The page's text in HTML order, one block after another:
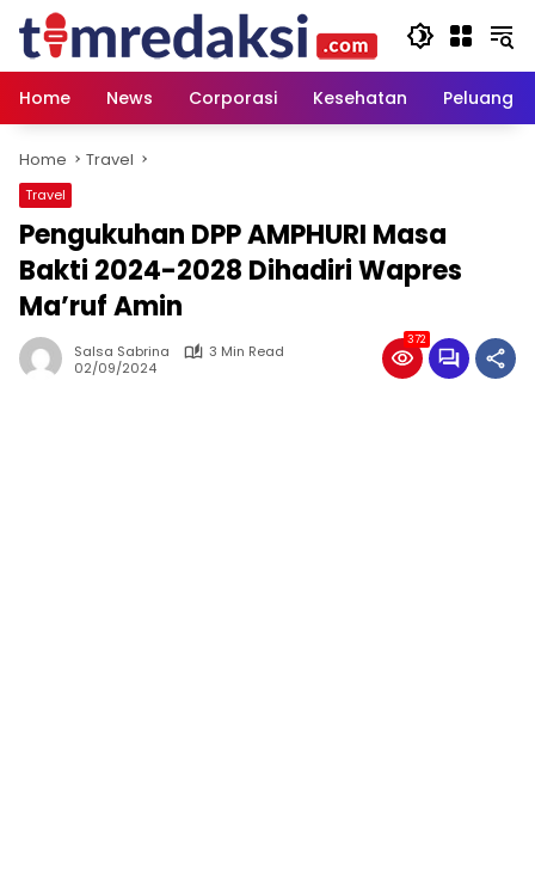
content
Home
News Corporasi Kesehatan Peluang
Home Travel
Travel
Pengukuhan DPP AMPHURI Masa
Bakti 2024-2028 Dihadiri Wapres
Ma’ruf Amin
Salsa Sabrina
3 Min Read
02/09/2024
372